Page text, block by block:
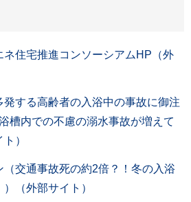
ネ住宅推進コンソーシアムHP（外
する高齢者の入浴中の事故に御注
槽内での不慮の溺水事故が増えて
）
交通事故死の約2倍？！冬の入浴
（外部サイト）